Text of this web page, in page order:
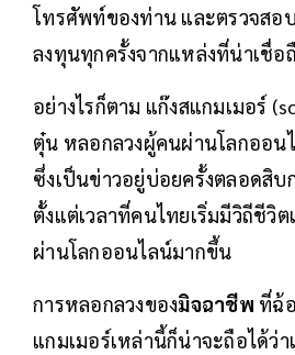
โทรศัพท์ของท่าน และตรวจสอ
ลงทุนทุกครั้งจากแหล่งที่น่าเชื่อ
อย่างไรก็ตาม แก๊งสแกมเมอร์
ตุ๋น หลอกลวงผู้คนผ่านโลกออน
ซึ่งเป็นข่าวอยู่บ่อยครั้งตลอดสิ
ตั้งแต่เวลาที่คนไทยเริ่มมีวิถีชีวิ
ผ่านโลกออนไลน์มากขึ้น
การหลอกลวงของมิจฉาชีพ ที่ฉ้
แกมเมอร์เหล่านี้ก็น่าจะถือได้ว่